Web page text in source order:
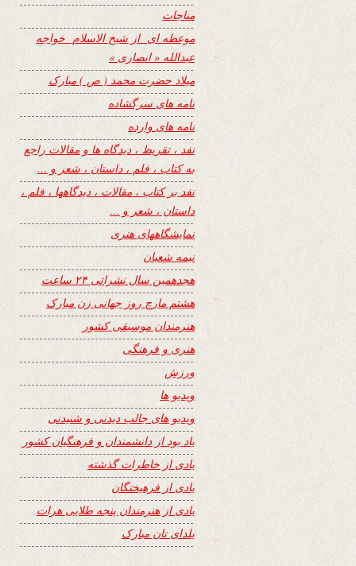
مناجات
موعظه ای از شیخ الاسلام خواجه
عبدالله « انصاری »
میلاد حضرت محمد ( ص ) مبارک
نامه های سرگشاده
نامه های وارده
نفد ، تقریظ ، دیدگاه ها و مقالات راجع
به کتاب ، فلم ، داستان ، شعر و …
نفد بر کتاب ، مقالات ، دیدگاهها ، فلم ،
داستان ، شعر و …
نمایشگاههای هنری
نیمه شعبان
هجدهمین سال نشراتی ۲۴ ساعت
هشتم مارچ روز جهانی زن مبارک
هنرمندان موسیقی کشور
هنری و فرهنگی
ورزش
ویدیو ها
ویدیو های جالب دیدنی و شنیدنی
یاد بود از دانشمندان و فرهنگیان کشور
یادی از خاطرات گذشته
یادی از فرهیختگان
یادی از هنرمندان پنجه طلایی هرات
یلدای تان مبارک